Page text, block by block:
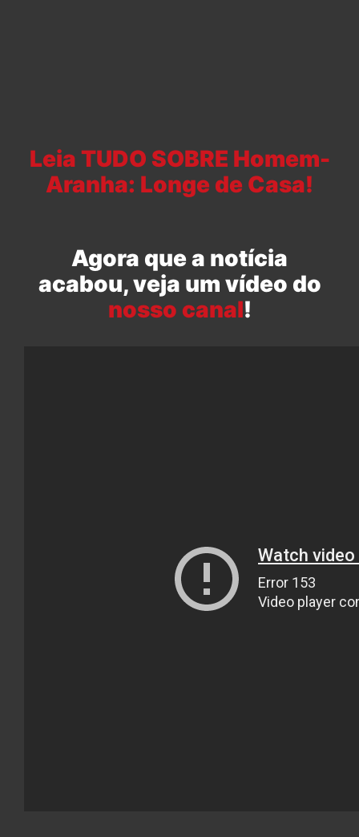
Leia TUDO SOBRE Homem-
Aranha: Longe de Casa!
Agora que a notícia
acabou, veja um vídeo do
nosso canal!